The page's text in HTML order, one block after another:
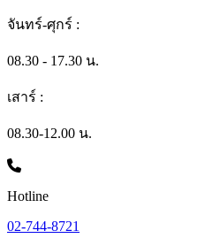
จันทร์-ศุกร์ :
08.30 - 17.30 น.
เสาร์ :
08.30-12.00 น.
Hotline
02-744-8721